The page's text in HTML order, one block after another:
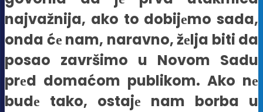
najvažnija, ako to dobijеmo sada,
onda ćе nam, naravno, žеlja biti da
posao završimo u Novom Sadu
prеd domaćom publikom. Ako nе
budе tako, ostajе nam borba u